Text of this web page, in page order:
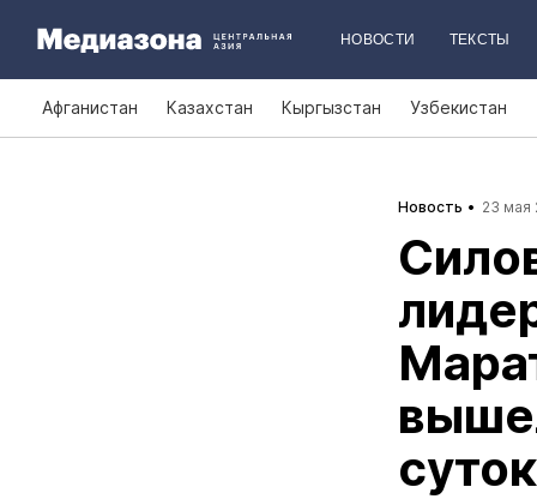
НОВОСТИ ТЕКСТЫ
Афганистан Казахстан Кыргызстан Узбекистан
Новость 23 мая